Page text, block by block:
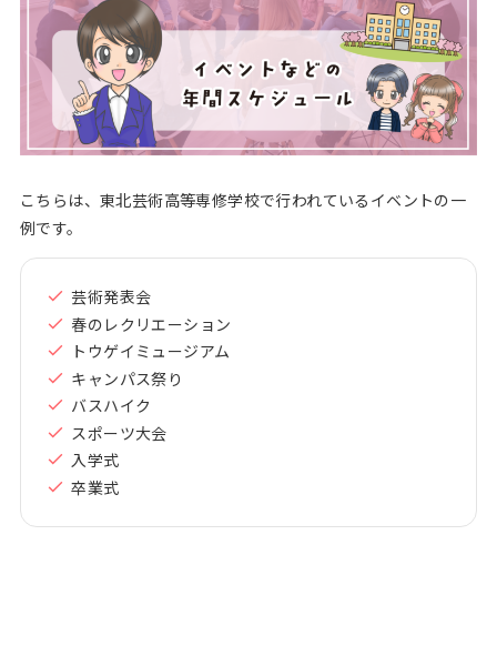
こちらは、東北芸術高等専修学校で行われているイベントの一
例です。
芸術発表会
春のレクリエーション
トウゲイミュージアム
キャンパス祭り
バスハイク
スポーツ大会
入学式
卒業式